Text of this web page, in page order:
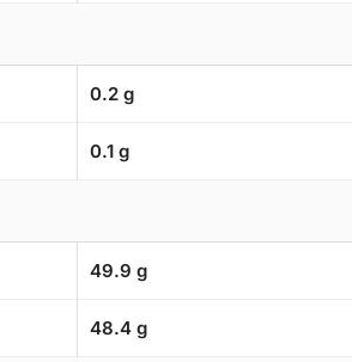
0.2 g
0.1 g
49.9 g
48.4 g